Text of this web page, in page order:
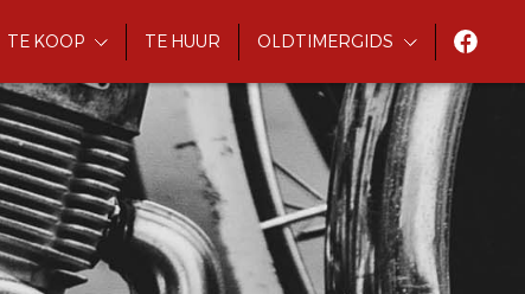
TE KOOP TE HUUR OLDTIMERGIDS